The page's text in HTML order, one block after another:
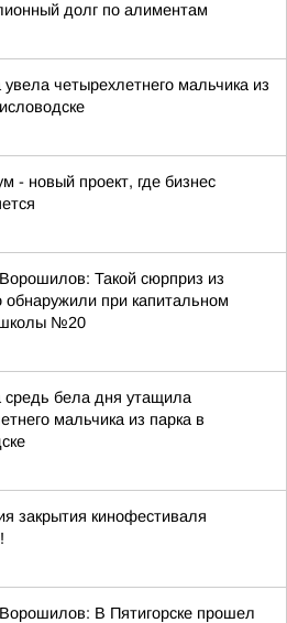
долг по алиментам
четырехлетнего мальчика из
- новый проект, где бизнес
Такой сюрприз из
обнаружили при капитальном
№20
бела дня утащила
мальчика из парка в
закрытия кинофестиваля
В Пятигорске прошел